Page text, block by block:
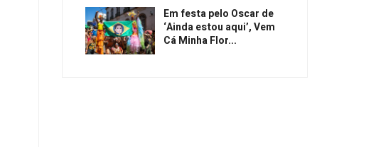
Em festa pelo Oscar de
‘Ainda estou aqui’, Vem
Cá Minha Flor...